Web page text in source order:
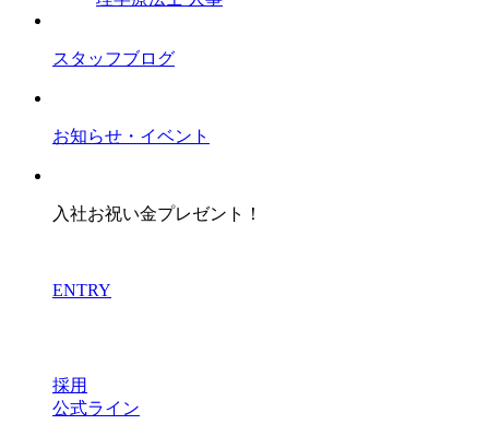
スタッフブログ
お知らせ・イベント
入社お祝い金プレゼント！
ENTRY
採用
公式ライン